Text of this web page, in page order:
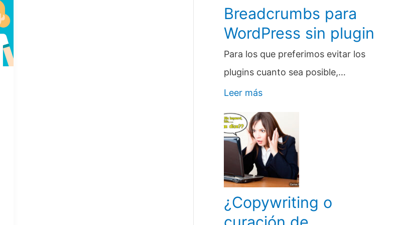
Breadcrumbs para
WordPress sin plugin
Para los que preferimos evitar los
plugins cuanto sea posible,…
Leer más
¿Copywriting o